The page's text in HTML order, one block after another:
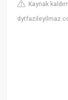
Kaynak